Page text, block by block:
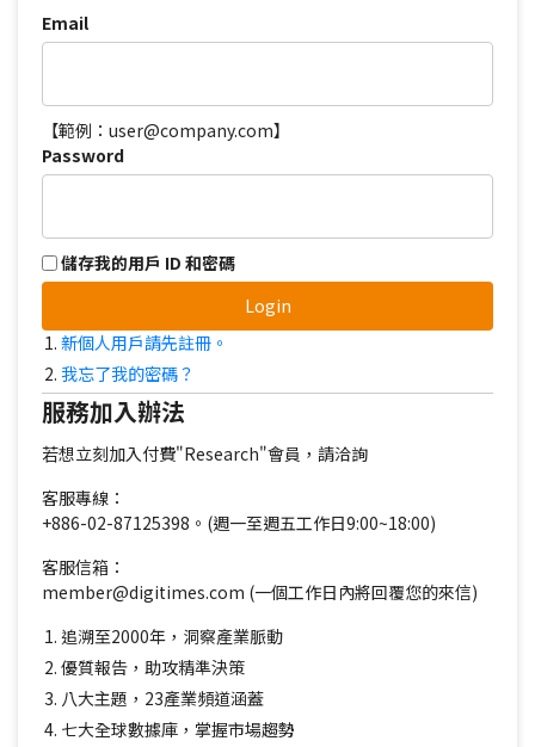
Email
【範例：user@company.com】
Password
儲存我的用戶 ID 和密碼
Login
新個人用戶請先註冊。
我忘了我的密碼？
服務加入辦法
若想立刻加入付費"Research"會員，請洽詢
客服專線：
+886-02-87125398。(週一至週五工作日9:00~18:00)
客服信箱：
member@digitimes.com (一個工作日內將回覆您的來信)
追溯至2000年，洞察產業脈動
優質報告，助攻精準決策
八大主題，23產業頻道涵蓋
七大全球數據庫，掌握市場趨勢